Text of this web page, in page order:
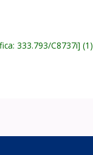
333.793/C8737i